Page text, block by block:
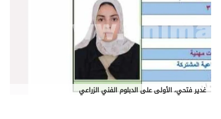
غدير فتحي، الأولى على الدبلوم الفني الزراعي